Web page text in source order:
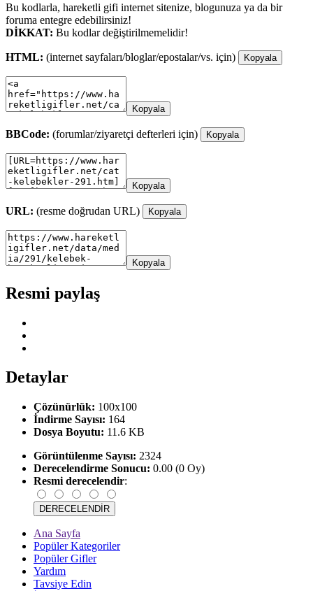
Bu kodlarla, hareketli gifi internet sitenize, blogunuza ya da bir
foruma entegre edebilirsiniz!
DİKKAT: Bu kodlar değiştirilmemelidir!
HTML: (internet sayfaları/bloglar/epostalar/vs. için) Kopyala
Kopyala
BBCode: (forumlar/ziyaretçi defterleri için) Kopyala
Kopyala
URL: (resme doğrudan URL) Kopyala
Kopyala
Resmi paylaş
Detaylar
Çözünürlük: 100x100
İndirme Sayısı: 164
Dosya Boyutu: 11.6 KB
Görüntülenme Sayısı: 2324
Derecelendirme Sonucu: 0.00 (0 Oy)
Resmi derecelendir:
Ana Sayfa
Popüler Kategoriler
Popüler Gifler
Yardım
Tavsiye Edin